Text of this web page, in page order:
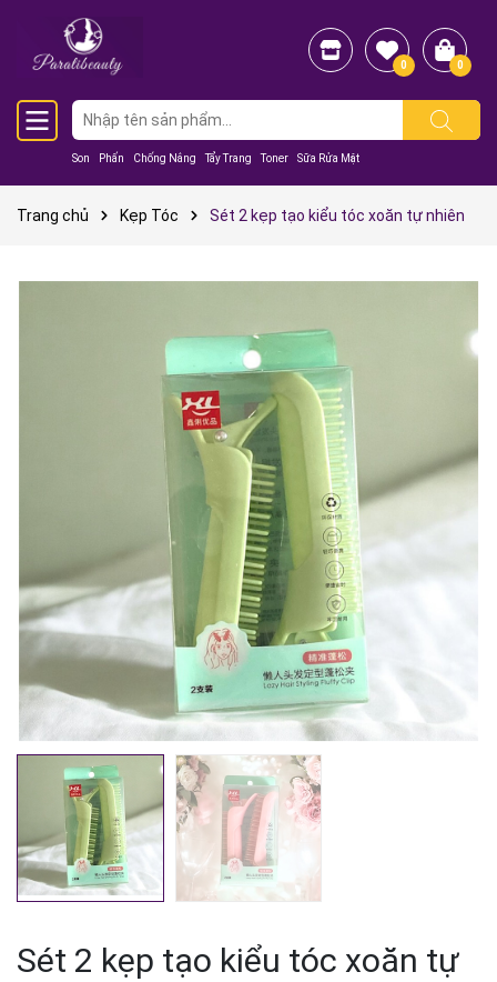
Son Phấn Chống Nắng Tẩy Trang Toner Sữa Rửa Mặt
0 0
Trang chủ Kẹp Tóc Sét 2 kẹp tạo kiểu tóc xoăn tự nhiên
Sét 2 kẹp tạo kiểu tóc xoăn tự
Mã giảm giá:
Ngày hết hạn:
Điều kiện: